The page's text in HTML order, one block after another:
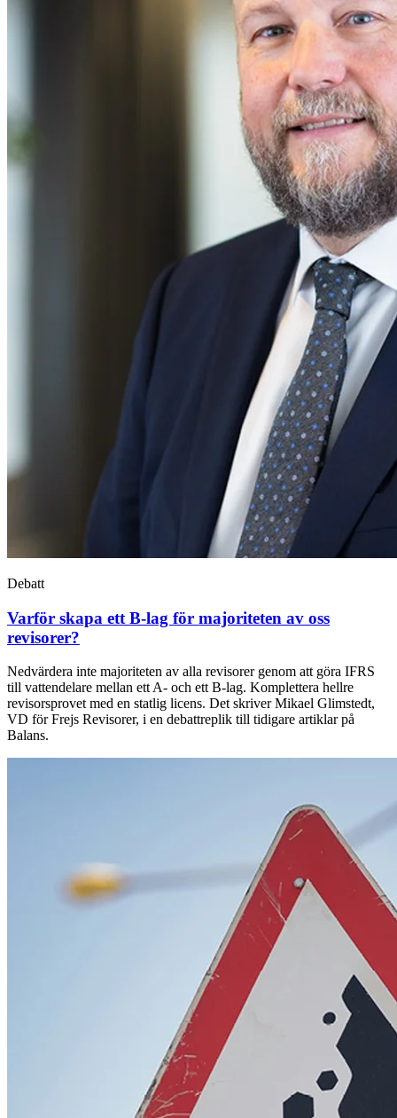
Debatt
Varför skapa ett B-lag för majoriteten av oss
revisorer?
Nedvärdera inte majoriteten av alla revisorer genom att göra IFRS
till vattendelare mellan ett A- och ett B-lag. Komplettera hellre
revisorsprovet med en statlig licens. Det skriver Mikael Glimstedt,
VD för Frejs Revisorer, i en debattreplik till tidigare artiklar på
Balans.